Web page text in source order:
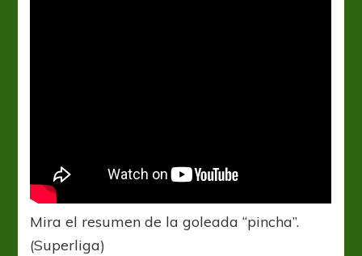
Mira el resumen de la goleada “pincha”.
(Superliga)